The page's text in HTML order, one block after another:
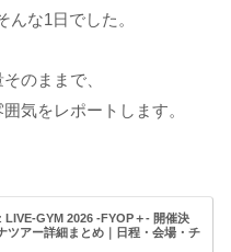
んな1日でした。
のままで、
気をレポートします。
LIVE-GYM 2026 -FYOP＋- 開催決
ツアー詳細まとめ｜日程・会場・チ